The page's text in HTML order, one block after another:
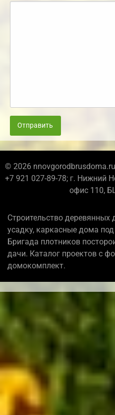
Отправить
© 2026 nnovgorodbrusdoma.ru
+7 921 027-89-78; г. Нижний
офис 110,
Строительство
усадку, каркасные дома
Бригада плотников
дачи. Каталог проектов с
домокомплект.